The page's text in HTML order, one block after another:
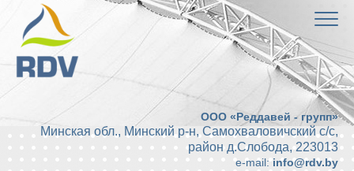
ООО «Реддавей - групп»
Минская обл., Минский р-н, Самохваловичский с/с,
район д.Слобода, 223013
e-mail: info@rdv.by